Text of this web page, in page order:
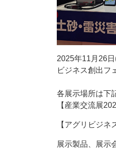
2025年11月26
ビジネス創出フ
各展示場所は下
【産業交流展
【アグリビジ
展示製品、展示